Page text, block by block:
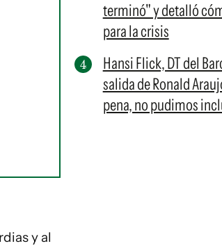
y al
terminó" y detalló
para la crisis
Hansi Flick, DT del
salida de Ronald
pena, no pudimos